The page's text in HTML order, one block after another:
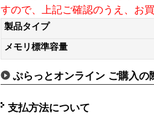
すので、上記ご確認のうえ、お
製品タイプ
メモリ標準容量
ぷらっとオンライン ご購入の
支払方法について